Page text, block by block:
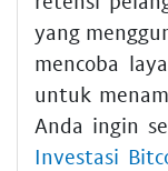
yang
mencoba
untuk
Anda ingin
Investasi